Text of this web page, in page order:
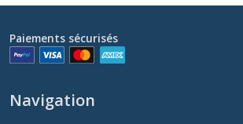
Paiements sécurisés
Navigation